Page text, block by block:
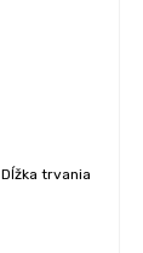
Dĺžka trvania